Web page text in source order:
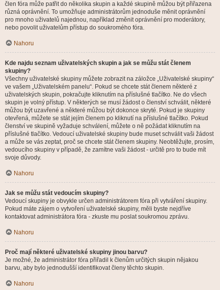
člen fóra může patřit do několika skupin a každé skupině můžou být přiřazena
různá oprávnění. To umožňuje administrátorům jednoduše měnit oprávnění
pro mnoho uživatelů najednou, například změnit oprávnění pro moderátory,
nebo povolit uživatelům přístup do soukromého fóra.
Nahoru
Kde najdu seznam uživatelských skupin a jak se můžu stát členem
skupiny?
Všechny uživatelské skupiny můžete zobrazit na záložce „Uživatelské skupiny“
ve vašem „Uživatelském panelu“. Pokud se chcete stát členem některé z
uživatelských skupin, pokračujte kliknutím na příslušné tlačítko. Ne do všech
skupin je volný přístup. V některých se musí žádost o členství schválit, některé
můžou být uzavřené a některé můžou být dokonce skryté. Pokud je skupiny
otevřená, můžete se stát jejím členem po kliknutí na příslušné tlačítko. Pokud
členství ve skupině vyžaduje schválení, můžete o ně požádat kliknutím na
příslušné tlačítko. Vedoucí uživatelské skupiny bude muset schválit vaši žádost
a může se vás zeptat, proč se chcete stát členem skupiny. Neobtěžujte, prosím,
vedoucího skupiny v případě, že zamítne vaši žádost - určitě pro to bude mít
svoje důvody.
Nahoru
Jak se můžu stát vedoucím skupiny?
Vedoucí skupiny je obvykle určen administrátorem fóra při vytváření skupiny.
Pokud máte zájem o vytvoření uživatelské skupiny, měli byste nejdříve
kontaktovat administrátora fóra - zkuste mu poslat soukromou zprávu.
Nahoru
Proč mají některé uživatelské skupiny jinou barvu?
Je možné, že administrátor fóra přiřadil k členům určitých skupin nějakou
barvu, aby bylo jednodušší identifikovat členy těchto skupin.
Nahoru